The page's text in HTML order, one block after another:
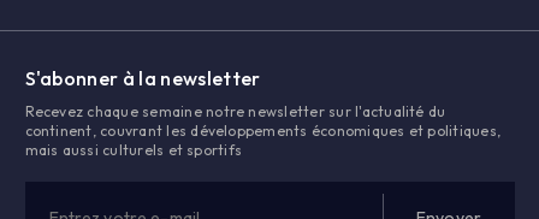
S'abonner à la newsletter
Recevez chaque semaine notre newsletter sur l'actualité du
continent, couvrant les développements économiques et politiques,
mais aussi culturels et sportifs